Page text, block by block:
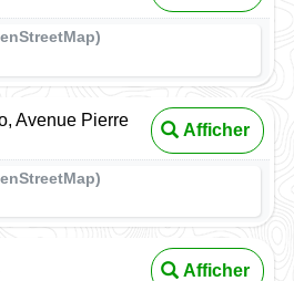
Avenue Pierre
Afficher
Afficher